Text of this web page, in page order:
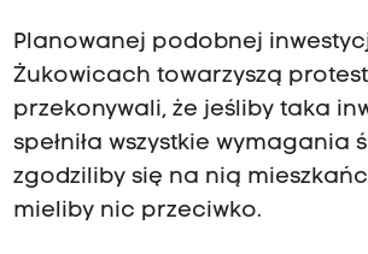
Planowanej podobnej
Żukowicach towarzyszą
przekonywali, że jeśliby taka
spełniła wszystkie wymagania
zgodziliby się na nią
mieliby nic przeciwko.